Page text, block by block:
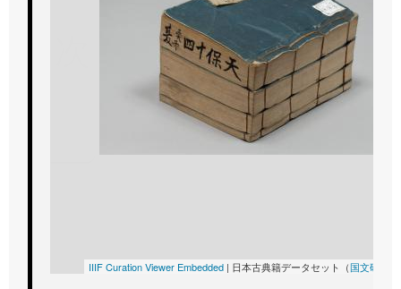
IIIF Curation Viewer Embedded | 日本古典籍データセット（国文研